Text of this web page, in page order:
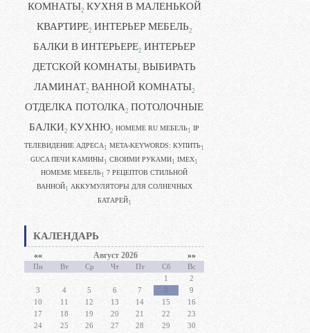
КОМНАТЫ2 КУХНЯ В МАЛЕНЬКОЙ
КВАРТИРЕ2 ИНТЕРЬЕР МЕБЕЛЬ2
БАЛКИ В ИНТЕРЬЕРЕ2 ИНТЕРЬЕР
ДЕТСКОЙ КОМНАТЫ2 ВЫБИРАТЬ
ЛАМИНАТ2 ВАННОЙ КОМНАТЫ2
ОТДЕЛКА ПОТОЛКА2 ПОТОЛОЧНЫЕ
БАЛКИ2 КУХНЮ2 HOMEME RU МЕБЕЛЬ1 IP
ТЕЛЕВИДЕНИЕ АДРЕСА 1 META-KEYWORDS: КУПИТЬ1
GUCA ПЕЧИ КАМИНЫ1 CВОИМИ РУКАМИ1 IMEX1
HOMEME МЕБЕЛЬ1 7 РЕЦЕПТОВ СТИЛЬНОЙ
ВАННОЙ1 АККУМУЛЯТОРЫ ДЛЯ СОЛНЕЧНЫХ
БАТАРЕЙ1
КАЛЕНДАРЬ
«« Август 2026 »»
Пн Вт Ср Чт Пт Сб
Вс
1
2
3
4 5 6 7 8
9
10
11 12 13 14 15
16
17
18 19 20 21 22
23
24
25 26 27 28 29
30